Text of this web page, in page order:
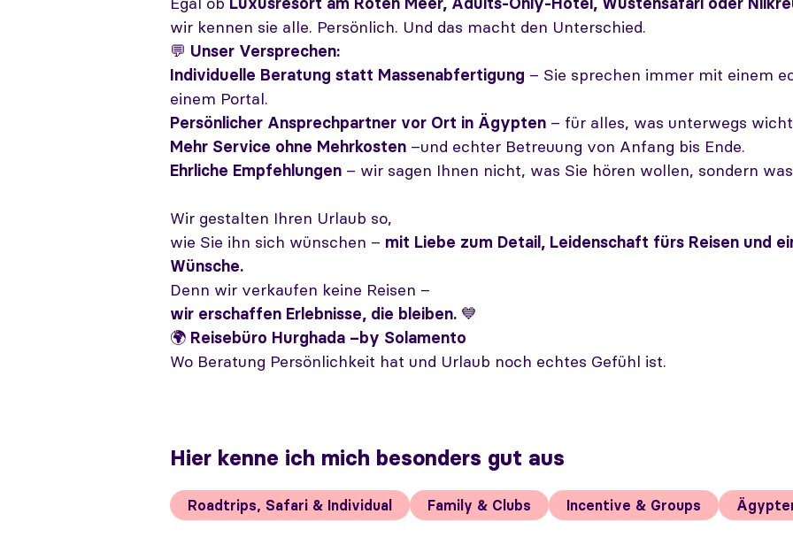
wir kennen sie alle. Persönlich. Und das macht den Unterschied.
💬 Unser Versprechen:
Individuelle Beratung statt Massenabfertigung – Sie sprechen immer mit einem
einem Portal.
Persönlicher Ansprechpartner vor Ort in Ägypten – für alles, was unterwegs
Mehr Service ohne Mehrkosten –und echter Betreuung von Anfang bis Ende.
Ehrliche Empfehlungen – wir sagen Ihnen nicht, was Sie hören wollen, sondern
Wir gestalten Ihren Urlaub so,
wie Sie ihn sich wünschen – mit Liebe zum Detail, Leidenschaft fürs Reisen und
Wünsche.
Denn wir verkaufen keine Reisen –
wir erschaffen Erlebnisse, die bleiben. 💙
🌍 Reisebüro Hurghada –by Solamento
Wo Beratung Persönlichkeit hat und Urlaub noch echtes Gefühl ist.
Hier kenne ich mich besonders gut aus
Roadtrips, Safari & Individual Family & Clubs Incentive & Groups